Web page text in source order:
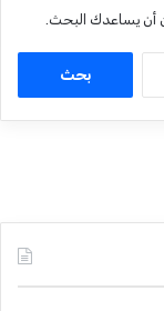
أن يساعدك البحث.
: